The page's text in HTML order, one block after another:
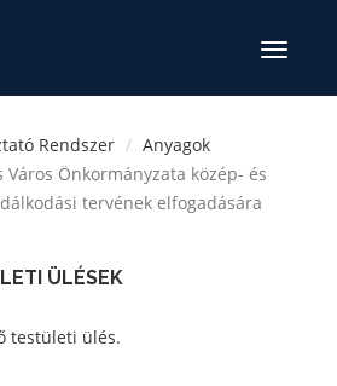
Toggle
Rendszer
Anyagok
Város Önkormányzata közép- és
tervének elfogadására
ÜLÉSEK
testületi ülés.